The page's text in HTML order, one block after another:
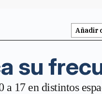
Añadir
su
a 17 en distintos